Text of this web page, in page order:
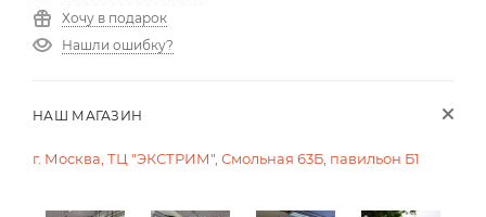
Хочу в подарок
Нашли ошибку?
НАШ МАГАЗИН
г. Москва, ТЦ "ЭКСТРИМ", Смольная 63Б, павильон Б1